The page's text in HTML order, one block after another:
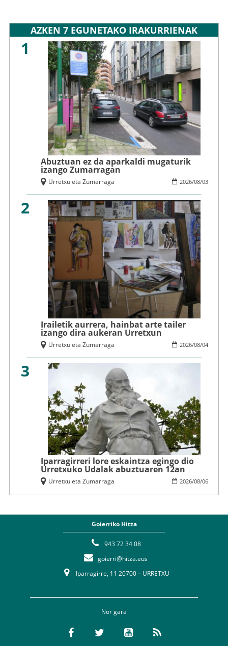
AZKEN 7 EGUNETAKO IRAKURRIENAK
1
Abuztuan ez da aparkaldi mugaturik
izango Zumarragan
2026/08/03
Urretxu eta Zumarraga
2
Irailetik aurrera, hainbat arte tailer
izango dira aukeran Urretxun
2026/08/04
Urretxu eta Zumarraga
3
Iparragirreri lore eskaintza egingo dio
Urretxuko Udalak abuztuaren 12an
2026/08/06
Urretxu eta Zumarraga
Goierriko Hitza
943 72 34 08
goierri@hitza.eus
Iparragirre, 11 20700 – URRETXU
Nor gara